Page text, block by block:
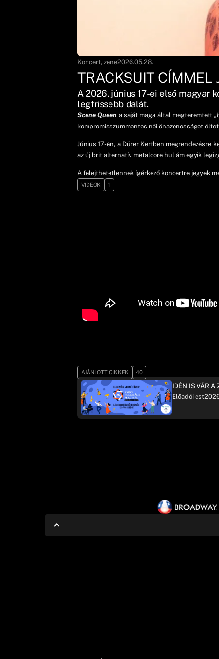
Koncert, zene2026.05.28.
TRACKSUIT CÍMMEL
A 2026. június 17-ei első magyar
legfrissebb dalát.
Scene Queen a saját maga által megteremtett „
kompromisszummentes női önazonosságot
Június 17-én, a Dürer Kertben megrendezésre
az új brit alternatív metalcore hullám egyik
A felejthetetlennek ígérkező koncertre jegyek
VIDEOK 1
AJÁNLOTT CIKKEK 40
IDÉN IS VÁR A
Előadói est